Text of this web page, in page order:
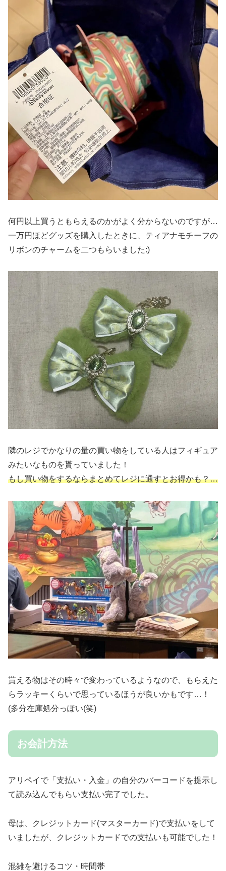
何円以上買うともらえるのかがよく分からないのですが…
一万円ほどグッズを購入したときに、ティアナモチーフの
リボンのチャームを二つもらいました:)
隣のレジでかなりの量の買い物をしている人はフィギュア
みたいなものを貰っていました！
もし買い物をするならまとめてレジに通すとお得かも？…
貰える物はその時々で変わっているようなので、もらえた
らラッキーくらいで思っているほうが良いかもです…！
(多分在庫処分っぽい(笑)
お会計方法
アリペイで「支払い・入金」の自分のバーコードを提示し
て読み込んでもらい支払い完了でした。
母は、クレジットカード(マスターカード)で支払いをして
いましたが、クレジットカードでの支払いも可能でした！
混雑を避けるコツ・時間帯